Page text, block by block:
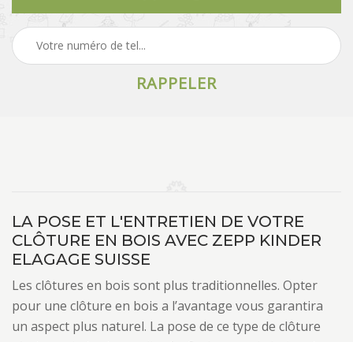
LA POSE ET L'ENTRETIEN DE VOTRE
CLÔTURE EN BOIS AVEC ZEPP KINDER
ELAGAGE SUISSE
Les clôtures en bois sont plus traditionnelles. Opter
pour une clôture en bois a l’avantage vous garantira
un aspect plus naturel. La pose de ce type de clôture